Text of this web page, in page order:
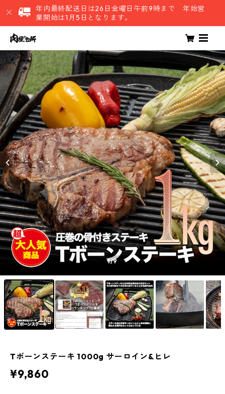
年内最終配送日は26日金曜日午前9時まで 年始営
業開始は1月5日となります。
1/9
Tボーンステーキ 1000g サーロイン&ヒレ
¥9,860